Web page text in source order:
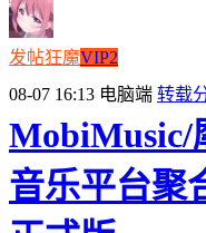
发帖狂魔VIP2
08-07 16:13 电脑端 转载
MobiMusic/
音乐平台聚